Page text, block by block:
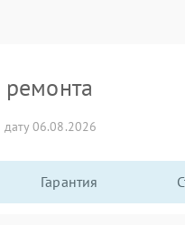
06.08.2026
Гарантия